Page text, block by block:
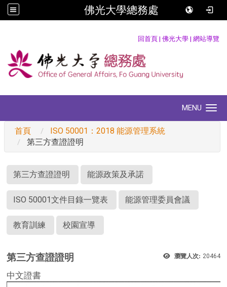
佛光大學總務處
回首頁 | 佛光大學 | 網站導覽
MENU
首頁
ISO 50001：2018 能源管理系統
第三方查證證明
第三方查證證明 能源政策及承諾
ISO 50001文件目錄一覽表 能源管理委員會議
教育訓練 校園宣導
瀏覽人次: 20464
第三方查證證明
中文證書